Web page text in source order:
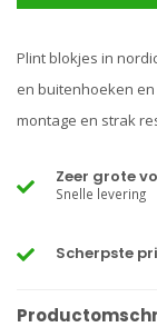
Plint blokjes in
en buitenhoeken
montage en strak
Zeer grote
Snelle levering
Scherpste